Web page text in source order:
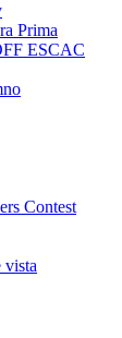
Prima
ESCAC
Contest
vista